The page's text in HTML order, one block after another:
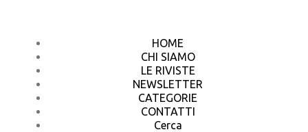
HOME
CHI SIAMO
LE RIVISTE
NEWSLETTER
CATEGORIE
CONTATTI
Cerca